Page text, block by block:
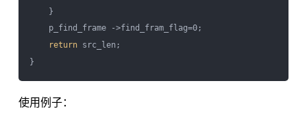
}
p_find_frame ->find_fram_flag=0;
return src_len;
使用例子：